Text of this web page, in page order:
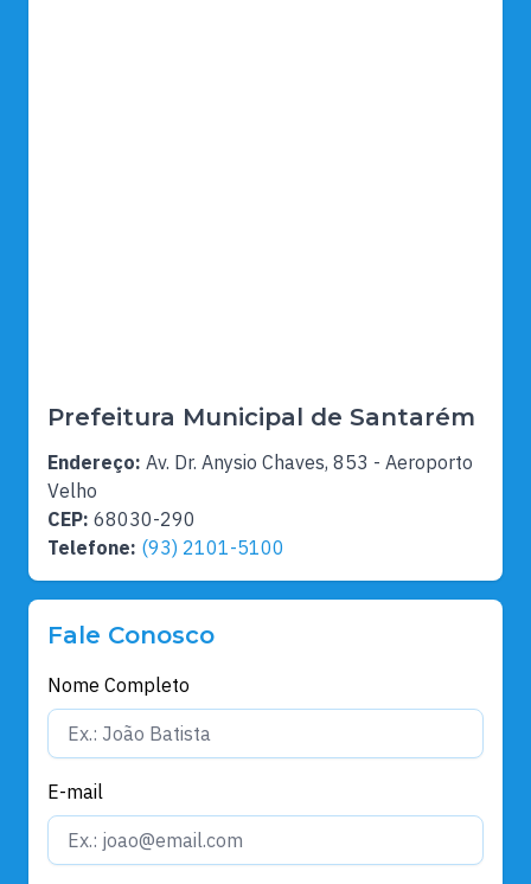
Prefeitura Municipal de Santarém
Endereço: Av. Dr. Anysio Chaves, 853 - Aeroporto
Velho
CEP: 68030-290
Telefone: (93) 2101-5100
Fale Conosco
Nome Completo
E-mail